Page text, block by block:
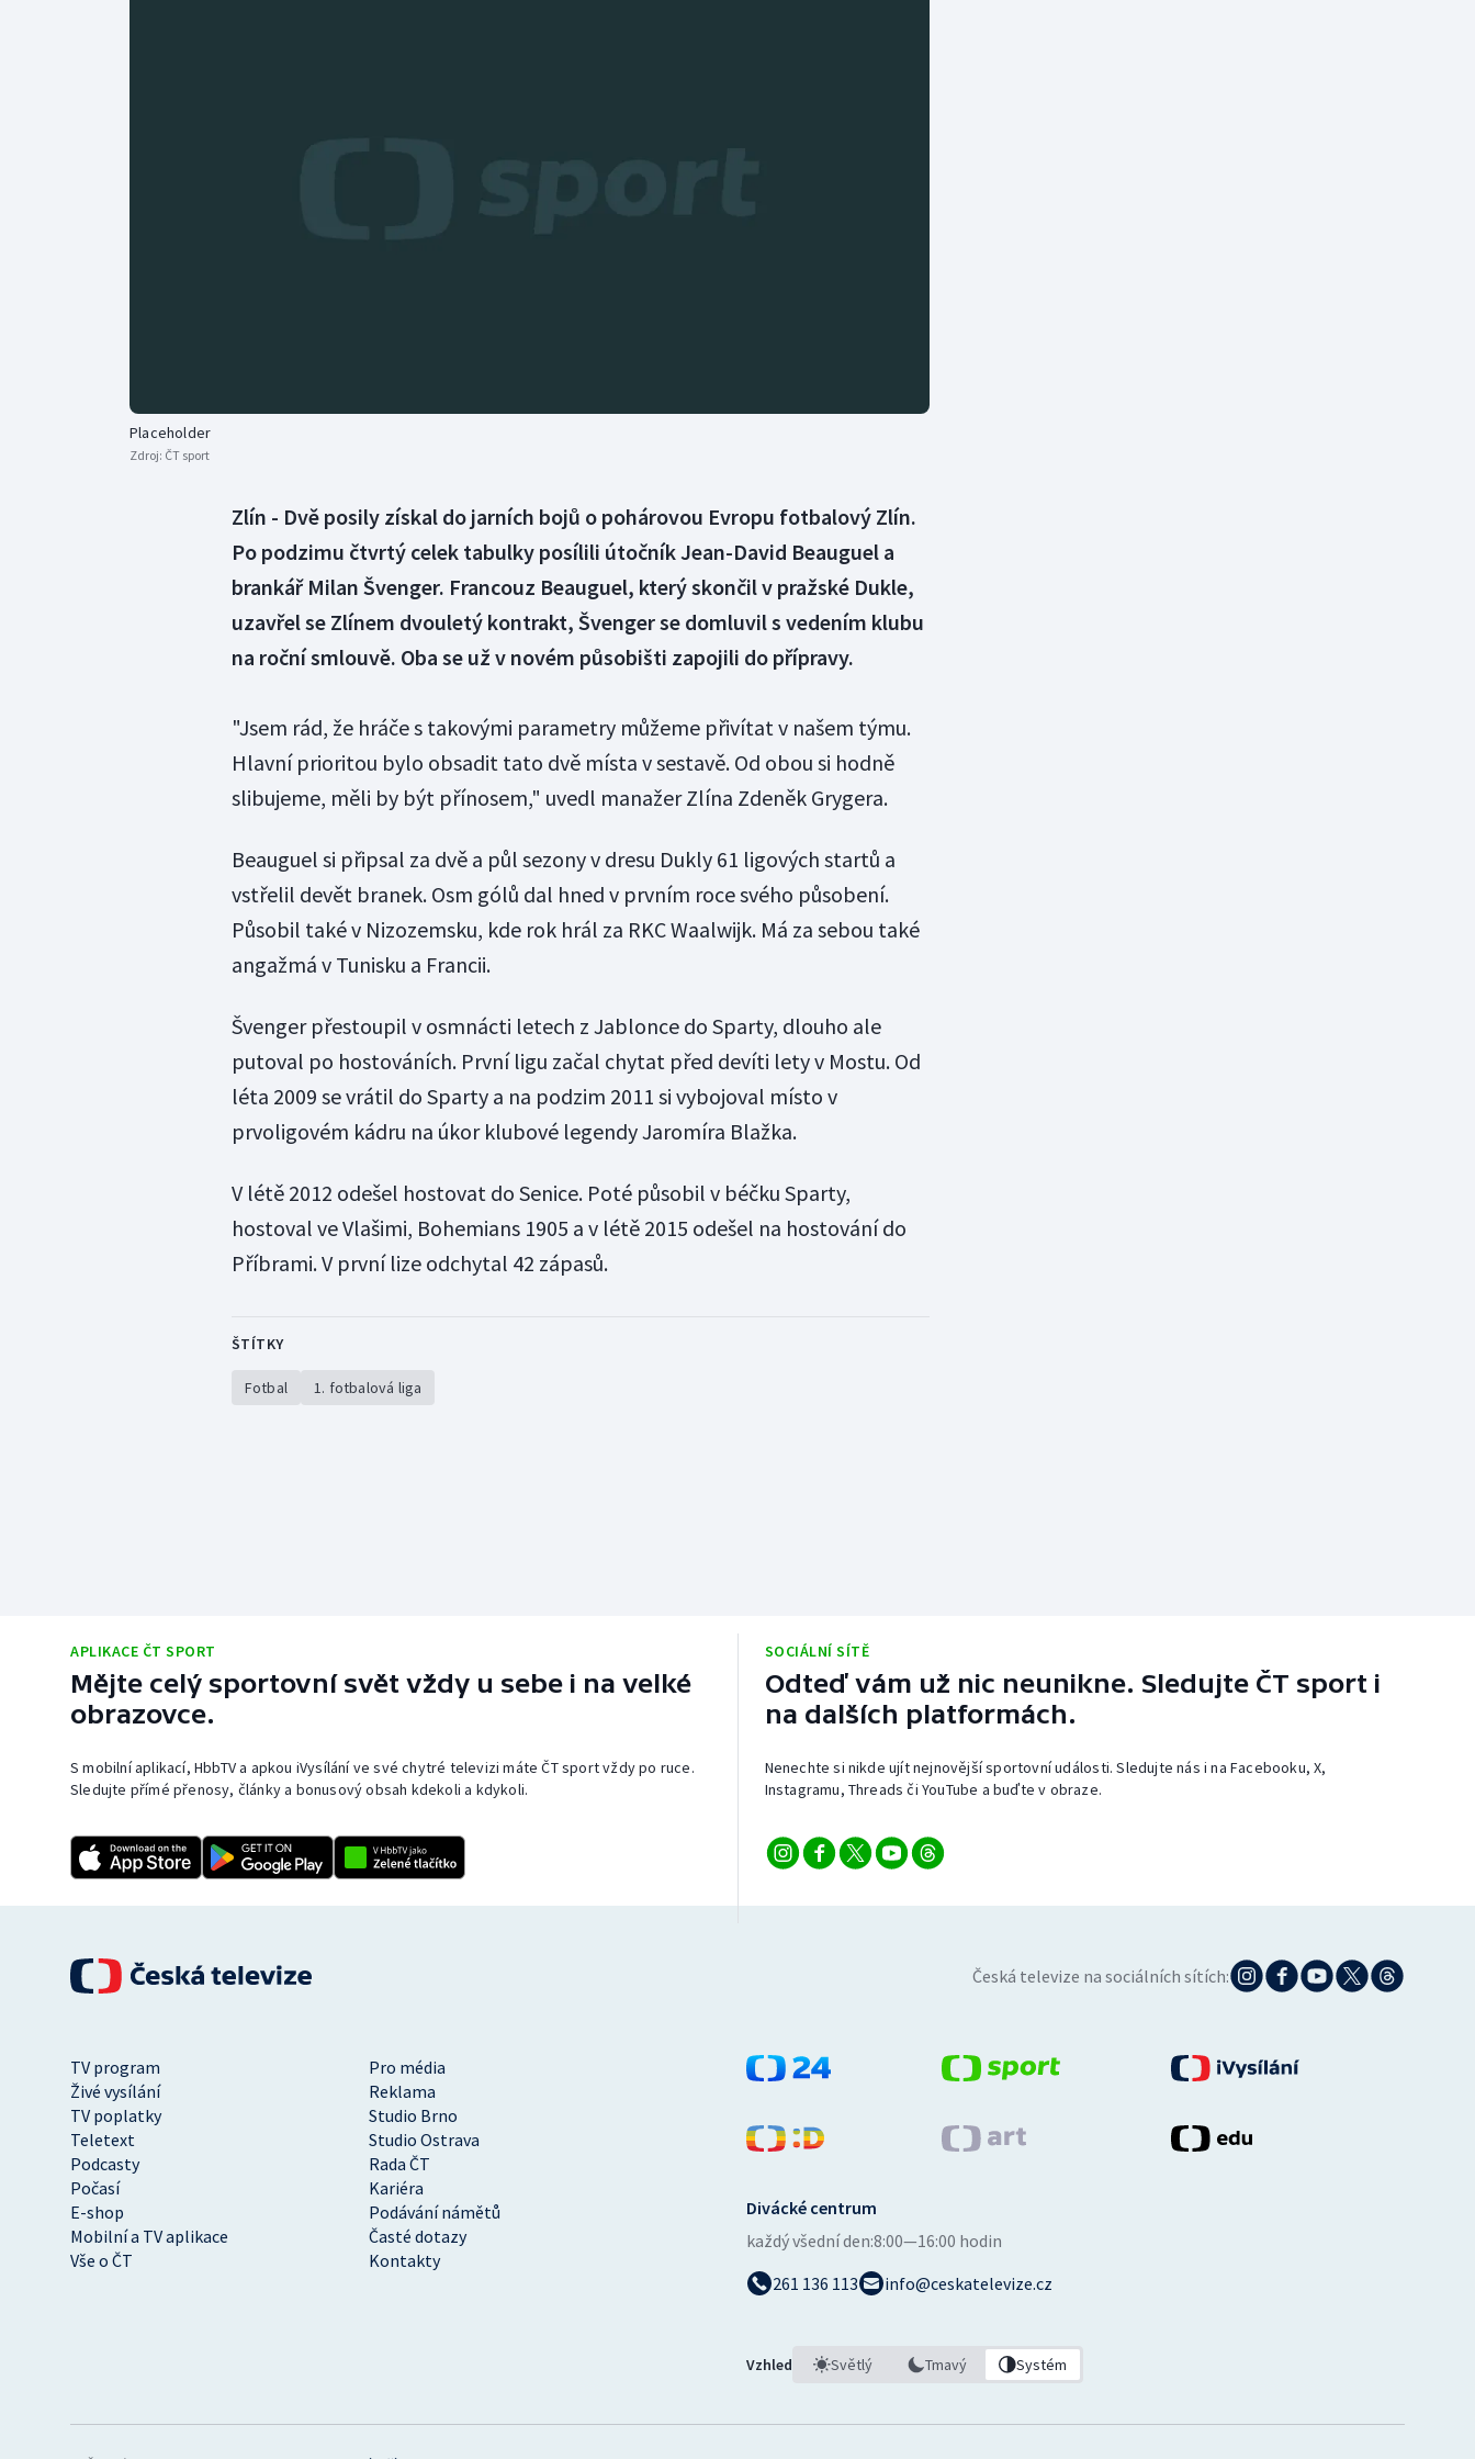
Parasport
Placeholder
Zdroj: ČT sport
Zlín - Dvě posily získal do jarních bojů o pohárovou Evropu fotbalový Zlín.
Po podzimu čtvrtý celek tabulky posílili útočník Jean-David Beauguel a
brankář Milan Švenger. Francouz Beauguel, který skončil v pražské Dukle,
uzavřel se Zlínem dvouletý kontrakt, Švenger se domluvil s vedením klubu
na roční smlouvě. Oba se už v novém působišti zapojili do přípravy.
"Jsem rád, že hráče s takovými parametry můžeme přivítat v našem týmu.
Hlavní prioritou bylo obsadit tato dvě místa v sestavě. Od obou si hodně
slibujeme, měli by být přínosem," uvedl manažer Zlína Zdeněk Grygera.
Beauguel si připsal za dvě a půl sezony v dresu Dukly 61 ligových startů a
vstřelil devět branek. Osm gólů dal hned v prvním roce svého působení.
Působil také v Nizozemsku, kde rok hrál za RKC Waalwijk. Má za sebou také
angažmá v Tunisku a Francii.
Švenger přestoupil v osmnácti letech z Jablonce do Sparty, dlouho ale
putoval po hostováních. První ligu začal chytat před devíti lety v Mostu. Od
léta 2009 se vrátil do Sparty a na podzim 2011 si vybojoval místo v
prvoligovém kádru na úkor klubové legendy Jaromíra Blažka.
V létě 2012 odešel hostovat do Senice. Poté působil v béčku Sparty,
hostoval ve Vlašimi, Bohemians 1905 a v létě 2015 odešel na hostování do
Příbrami. V první lize odchytal 42 zápasů.
ŠTÍTKY
Fotbal 1. fotbalová liga
APLIKACE ČT SPORT
Mějte celý sportovní svět vždy u sebe i na velké
obrazovce.
S mobilní aplikací, HbbTV a apkou iVysílání ve své chytré televizi máte ČT sport vždy po ruce.
Sledujte přímé přenosy, články a bonusový obsah kdekoli a kdykoli.
SOCIÁLNÍ SÍTĚ
Odteď vám už nic neunikne. Sledujte ČT sport i
na dalších platformách.
Nenechte si nikde ujít nejnovější sportovní události. Sledujte nás i na Facebooku, X,
Instagramu, Threads či YouTube a buďte v obraze.
Česká televize na sociálních sítích:
TV program
Pro média
Živé vysílání
Reklama
TV poplatky
Studio Brno
Teletext
Studio Ostrava
Podcasty
Rada ČT
Počasí
Kariéra
E-shop
Podávání námětů
Mobilní a TV aplikace
Časté dotazy
Vše o ČT
Kontakty
Divácké centrum
každý všední den:8:00—16:00 hodin
261 136 113
info@ceskatelevize.cz
Vzhled Světlý Tmavý Systém